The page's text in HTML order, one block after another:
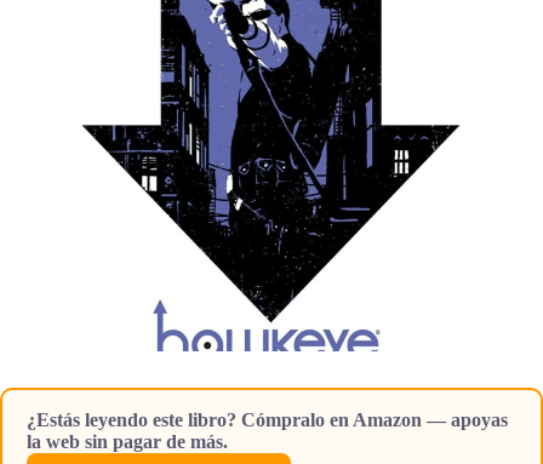
¿Estás leyendo este libro? Cómpralo en Amazon — apoyas
la web sin pagar de más.